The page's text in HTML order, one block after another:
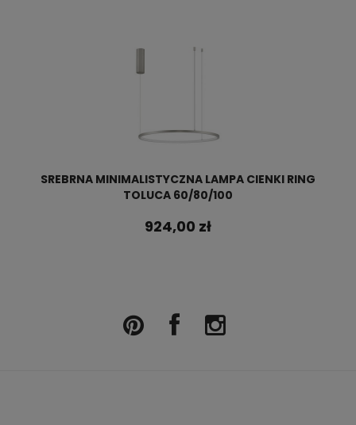
SREBRNA MINIMALISTYCZNA LAMPA CIENKI RING
TOLUCA 60/80/100
924,00 zł